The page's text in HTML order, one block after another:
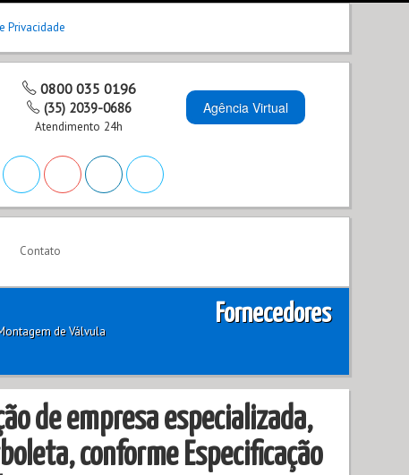
Privacidade
0800 035 0196
(35) 2039-0686
Atendimento 24h
Agência Virtual
Contato
de Válvula
Fornecedores
de empresa especializada,
conforme Especificação